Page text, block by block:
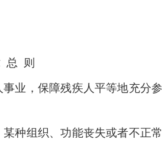
总 则
业，保障残疾人平等地充分
种组织、功能丧失或者不正